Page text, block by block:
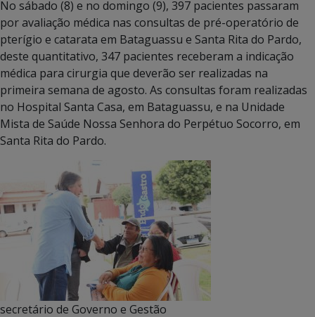
No sábado (8) e no domingo (9), 397 pacientes passaram
por avaliação médica nas consultas de pré-operatório de
pterígio e catarata em Bataguassu e Santa Rita do Pardo,
deste quantitativo, 347 pacientes receberam a indicação
médica para cirurgia que deverão ser realizadas na
primeira semana de agosto. As consultas foram realizadas
no Hospital Santa Casa, em Bataguassu, e na Unidade
Mista de Saúde Nossa Senhora do Perpétuo Socorro, em
Santa Rita do Pardo.
secretário de Governo e Gestão